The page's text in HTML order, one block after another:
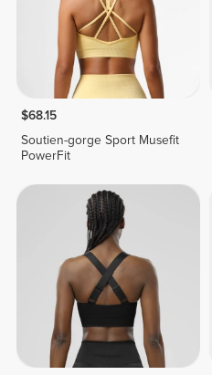
$68.15
Soutien-gorge Sport Musefit
PowerFit